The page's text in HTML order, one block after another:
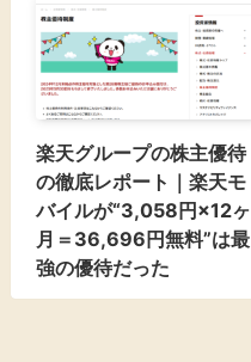
楽天グループの株主優待
の徹底レポート｜楽天モ
バイルが“3,058円×12ヶ
月＝36,696円無料”は最
強の優待だった